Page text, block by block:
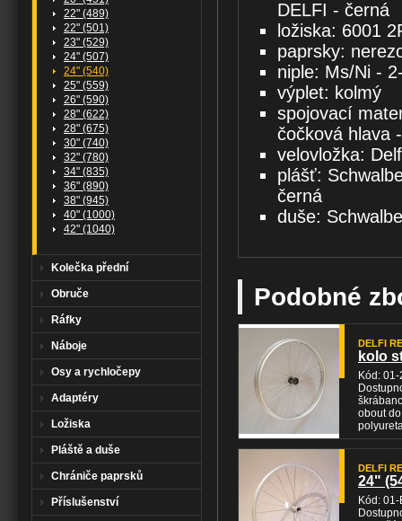
DELFI - černá
ložiska: 6001
paprsky:
niple: Ms/Ni -
výplet: kolmý
spojovací
čočková hlava
velovložka:
plášť:
černá
duše:
Podobné
DELFI
kolo
Kód:
obout
DELFI
24"
Kód:
22" (489)
22" (501)
23" (529)
24" (507)
24" (540)
25" (559)
26" (590)
28" (622)
28" (675)
30" (740)
32" (780)
34" (835)
36" (890)
38" (945)
40" (1000)
42" (1040)
Kolečka přední
Obruče
Ráfky
Náboje
Osy a rychločepy
Adaptéry
Ložiska
Pláště a duše
Chrániče paprsků
Příslušenství